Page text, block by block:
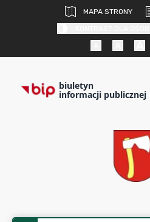
MAPA STRONY
biuletyn
informacji publicznej